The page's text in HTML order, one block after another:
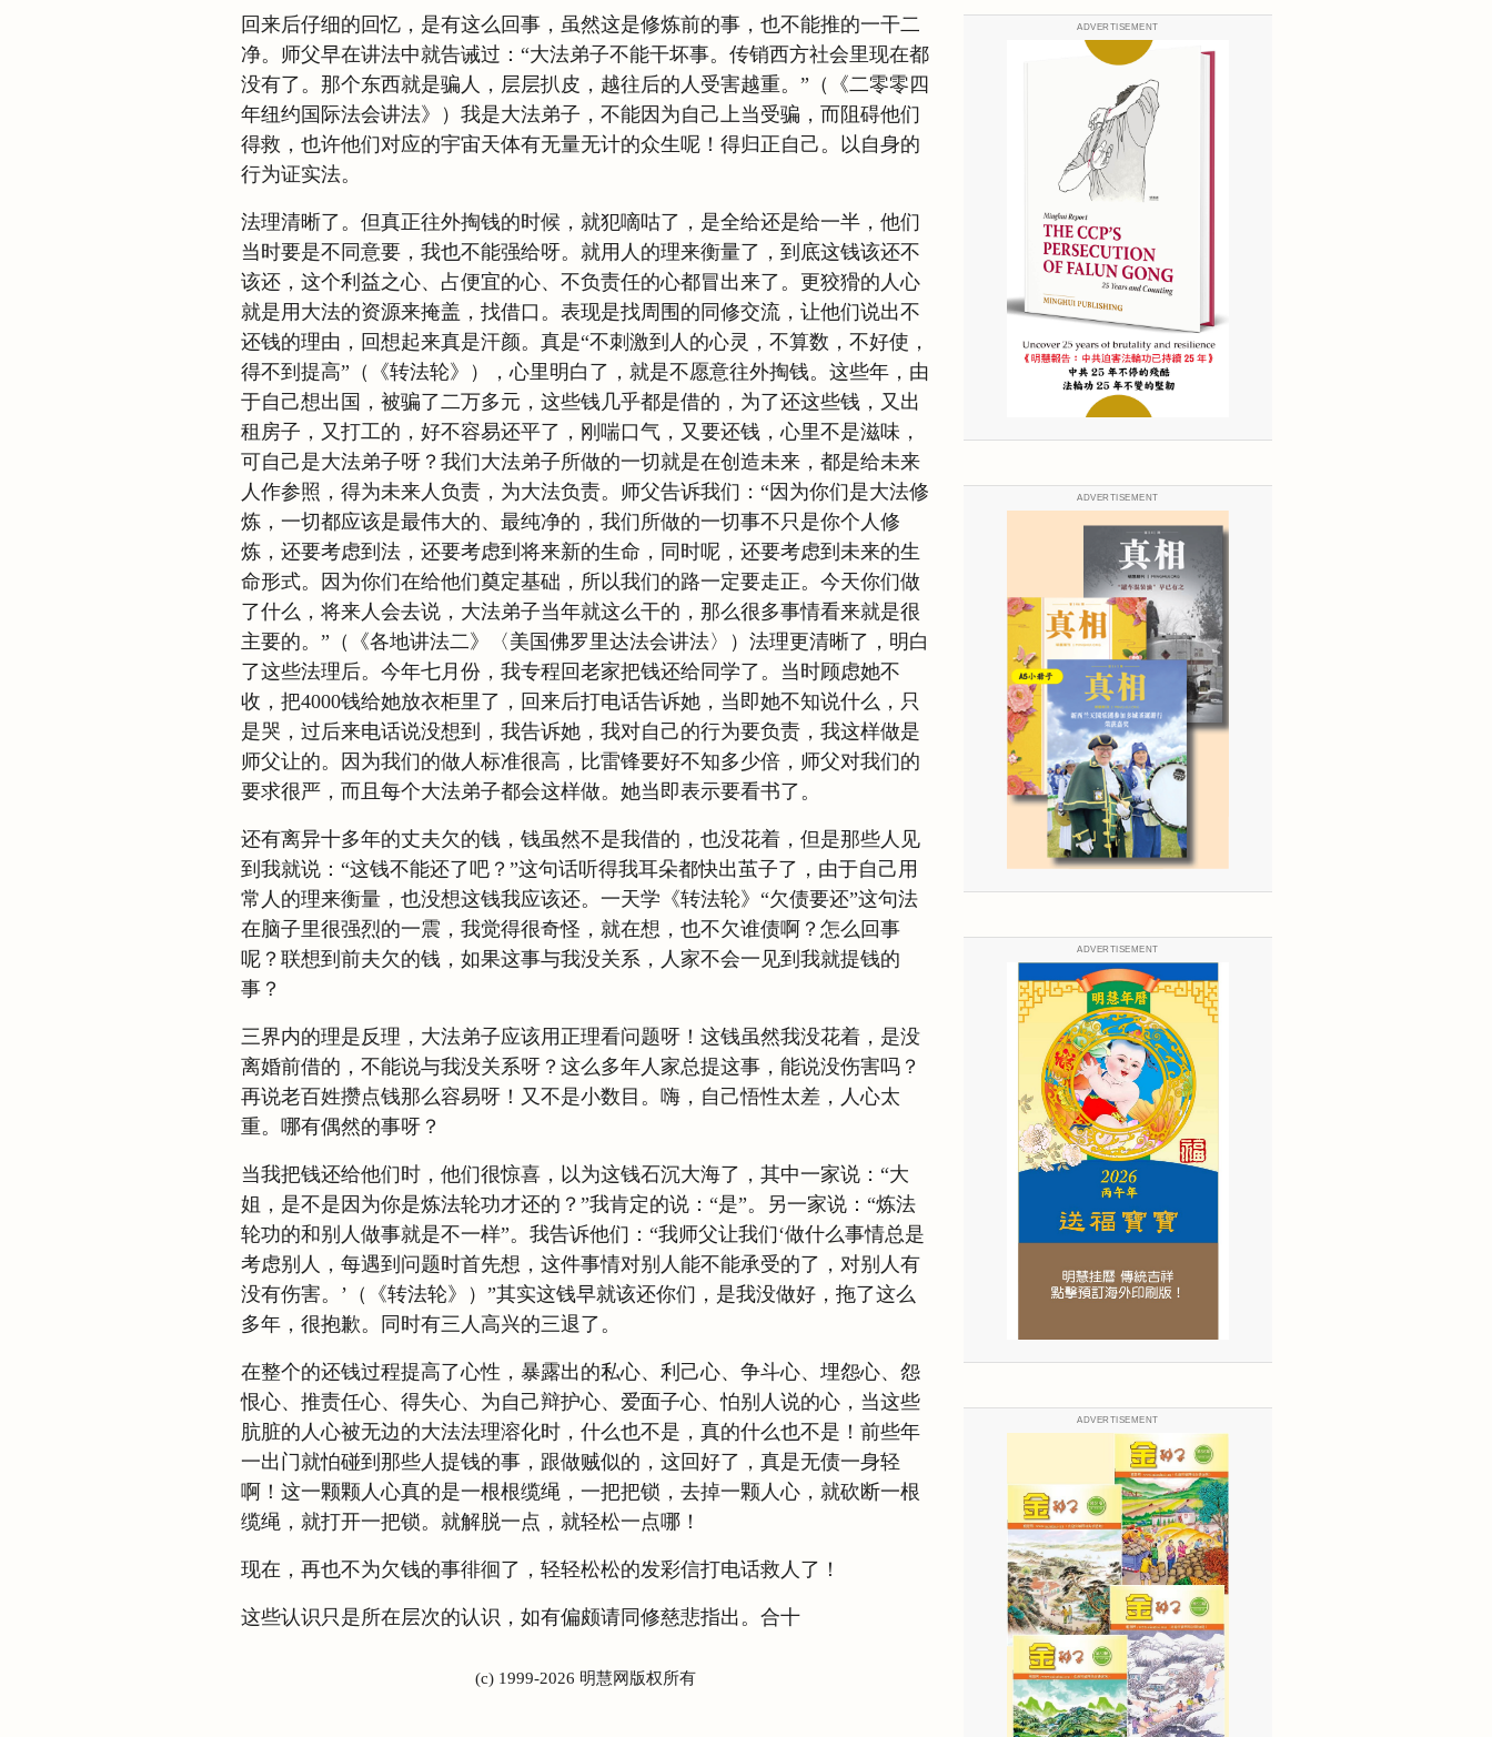
回来后仔细的回忆，是有这么回事，虽然这是修炼前的事，也不能推的一干二
净。师父早在讲法中就告诫过：“大法弟子不能干坏事。传销西方社会里现在都
没有了。那个东西就是骗人，层层扒皮，越往后的人受害越重。”（《二零零四
年纽约国际法会讲法》）我是大法弟子，不能因为自己上当受骗，而阻碍他们
得救，也许他们对应的宇宙天体有无量无计的众生呢！得归正自己。以自身的
行为证实法。
法理清晰了。但真正往外掏钱的时候，就犯嘀咕了，是全给还是给一半，他们
当时要是不同意要，我也不能强给呀。就用人的理来衡量了，到底这钱该还不
该还，这个利益之心、占便宜的心、不负责任的心都冒出来了。更狡猾的人心
就是用大法的资源来掩盖，找借口。表现是找周围的同修交流，让他们说出不
还钱的理由，回想起来真是汗颜。真是“不刺激到人的心灵，不算数，不好使，
得不到提高”（《转法轮》），心里明白了，就是不愿意往外掏钱。这些年，由
于自己想出国，被骗了二万多元，这些钱几乎都是借的，为了还这些钱，又出
租房子，又打工的，好不容易还平了，刚喘口气，又要还钱，心里不是滋味，
可自己是大法弟子呀？我们大法弟子所做的一切就是在创造未来，都是给未来
人作参照，得为未来人负责，为大法负责。师父告诉我们：“因为你们是大法修
炼，一切都应该是最伟大的、最纯净的，我们所做的一切事不只是你个人修
炼，还要考虑到法，还要考虑到将来新的生命，同时呢，还要考虑到未来的生
命形式。因为你们在给他们奠定基础，所以我们的路一定要走正。今天你们做
了什么，将来人会去说，大法弟子当年就这么干的，那么很多事情看来就是很
主要的。”（《各地讲法二》〈美国佛罗里达法会讲法〉）法理更清晰了，明白
了这些法理后。今年七月份，我专程回老家把钱还给同学了。当时顾虑她不
收，把4000钱给她放衣柜里了，回来后打电话告诉她，当即她不知说什么，只
是哭，过后来电话说没想到，我告诉她，我对自己的行为要负责，我这样做是
师父让的。因为我们的做人标准很高，比雷锋要好不知多少倍，师父对我们的
要求很严，而且每个大法弟子都会这样做。她当即表示要看书了。
还有离异十多年的丈夫欠的钱，钱虽然不是我借的，也没花着，但是那些人见
到我就说：“这钱不能还了吧？”这句话听得我耳朵都快出茧子了，由于自己用
常人的理来衡量，也没想这钱我应该还。一天学《转法轮》“欠债要还”这句法
在脑子里很强烈的一震，我觉得很奇怪，就在想，也不欠谁债啊？怎么回事
呢？联想到前夫欠的钱，如果这事与我没关系，人家不会一见到我就提钱的
事？
三界内的理是反理，大法弟子应该用正理看问题呀！这钱虽然我没花着，是没
离婚前借的，不能说与我没关系呀？这么多年人家总提这事，能说没伤害吗？
再说老百姓攒点钱那么容易呀！又不是小数目。嗨，自己悟性太差，人心太
重。哪有偶然的事呀？
当我把钱还给他们时，他们很惊喜，以为这钱石沉大海了，其中一家说：“大
姐，是不是因为你是炼法轮功才还的？”我肯定的说：“是”。另一家说：“炼法
轮功的和别人做事就是不一样”。我告诉他们：“我师父让我们‘做什么事情总是
考虑别人，每遇到问题时首先想，这件事情对别人能不能承受的了，对别人有
没有伤害。’（《转法轮》）”其实这钱早就该还你们，是我没做好，拖了这么
多年，很抱歉。同时有三人高兴的三退了。
在整个的还钱过程提高了心性，暴露出的私心、利己心、争斗心、埋怨心、怨
恨心、推责任心、得失心、为自己辩护心、爱面子心、怕别人说的心，当这些
肮脏的人心被无边的大法法理溶化时，什么也不是，真的什么也不是！前些年
一出门就怕碰到那些人提钱的事，跟做贼似的，这回好了，真是无债一身轻
啊！这一颗颗人心真的是一根根缆绳，一把把锁，去掉一颗人心，就砍断一根
缆绳，就打开一把锁。就解脱一点，就轻松一点哪！
现在，再也不为欠钱的事徘徊了，轻轻松松的发彩信打电话救人了！
这些认识只是所在层次的认识，如有偏颇请同修慈悲指出。合十
(c) 1999-2026 明慧网版权所有
ADVERTISEMENT
ADVERTISEMENT
ADVERTISEMENT
ADVERTISEMENT